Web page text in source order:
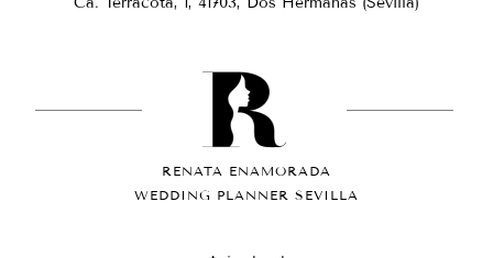
RENATA ENAMORADA
WEDDING PLANNER SEVILLA